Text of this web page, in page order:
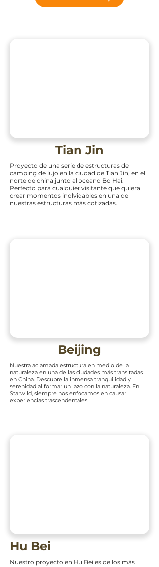
Tian Jin
Proyecto de una serie de estructuras de
camping de lujo en la ciudad de Tian Jin, en el
norte de china junto al oceano Bo Hai.
Perfecto para cualquier visitante que quiera
crear momentos inolvidables en una de
nuestras estructuras más cotizadas.
Beijing
Nuestra aclamada estructura en medio de la
naturaleza en una de las ciudades más transitadas
en China. Descubre la inmensa tranquilidad y
serenidad al formar un lazo con la naturaleza. En
Starwild, siempre nos enfocamos en causar
experiencias trascendentales.
Hu Bei
Nuestro proyecto en Hu Bei es de los más